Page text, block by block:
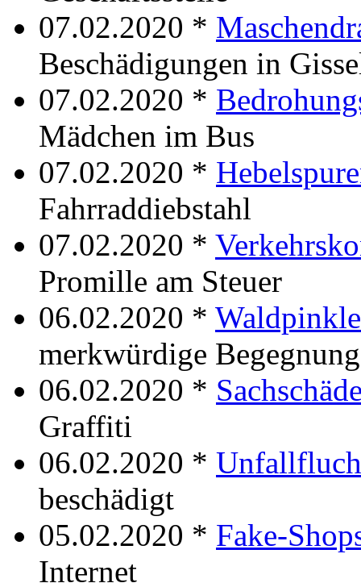
07.02.2020 *
Beschädigungen in
07.02.2020 *
Mädchen im Bus
07.02.2020 *
Fahrraddiebstahl
07.02.2020 *
Promille am Steuer
06.02.2020 *
merkwürdige
06.02.2020 *
Graffiti
06.02.2020 *
beschädigt
05.02.2020 * Fake-
Internet